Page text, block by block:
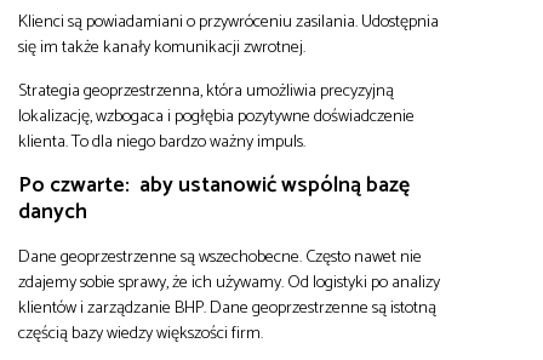
Klienci są powiadamiani o przywróceniu zasilania. Udostępnia
się im także kanały komunikacji zwrotnej.
Strategia geoprzestrzenna, która umożliwia precyzyjną
lokalizację, wzbogaca i pogłębia pozytywne doświadczenie
klienta. To dla niego bardzo ważny impuls.
Po czwarte: aby ustanowić wspólną bazę
danych
Dane geoprzestrzenne są wszechobecne. Często nawet nie
zdajemy sobie sprawy, że ich używamy. Od logistyki po analizy
klientów i zarządzanie BHP. Dane geoprzestrzenne są istotną
częścią bazy wiedzy większości firm.